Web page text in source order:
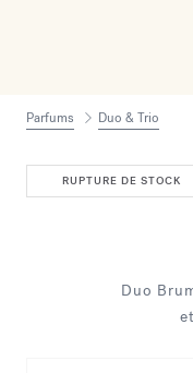
Parfums Duo & Trio
RUPTURE DE STOCK
Duo